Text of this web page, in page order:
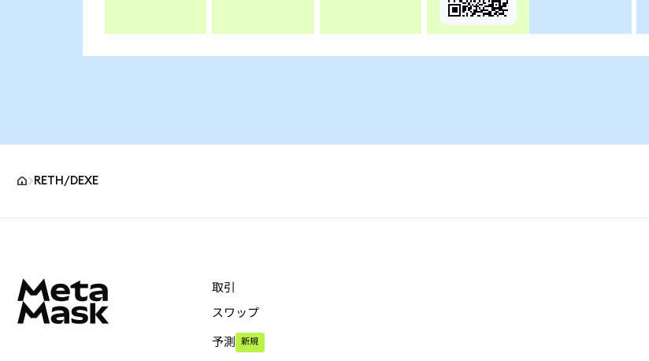
RETH/DEXE
取引
スワップ
予測 新規